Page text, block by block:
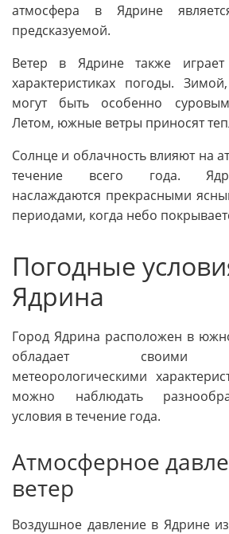
атмосфера в Ядрине
предсказуемой.
Ветер в Ядрине также
характеристиках погоды.
могут быть особенно
Летом, южные ветры приносят
Солнце и облачность влияют на
течение всего года.
наслаждаются прекрасными
периодами, когда небо
Погодные
Ядрина
Город Ядрина расположен в
обладает своими
метеорологическими
можно наблюдать
условия в течение года.
Атмосферное
ветер
Воздушное давление в Ядрине